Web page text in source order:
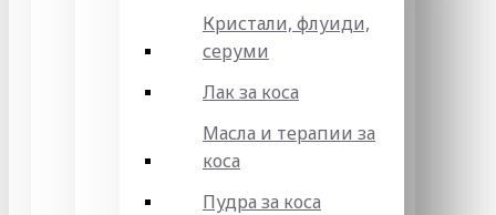
Кристали, флуиди,
серуми
Лак за коса
Масла и терапии за
коса
Пудра за коса